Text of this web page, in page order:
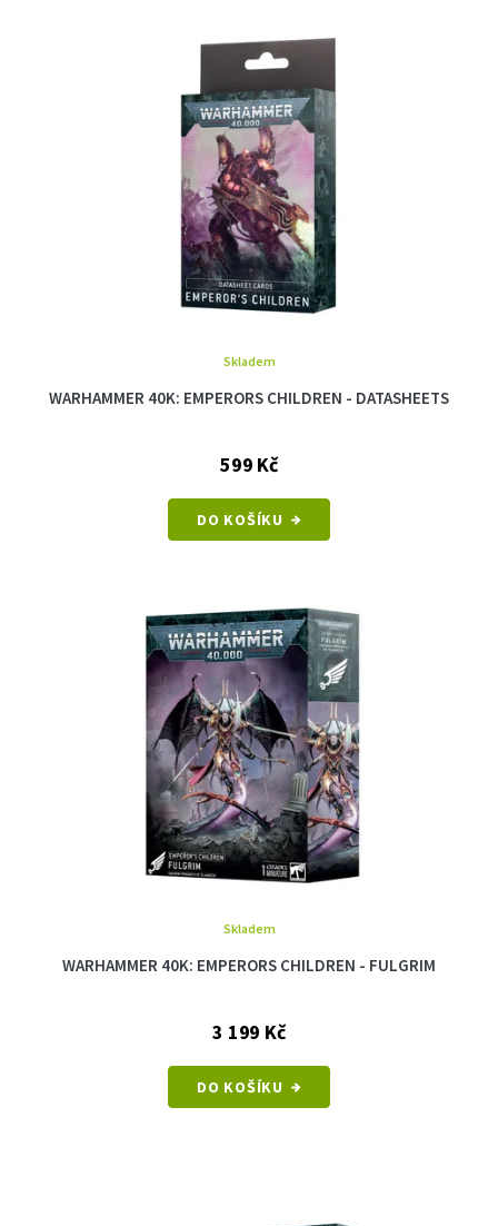
WARHAMMER 40K: EMPERORS CHILDREN - DATASHEETS
Skladem
599 Kč
DO KOŠÍKU
WARHAMMER 40K: EMPERORS CHILDREN - FULGRIM
Skladem
3 199 Kč
DO KOŠÍKU